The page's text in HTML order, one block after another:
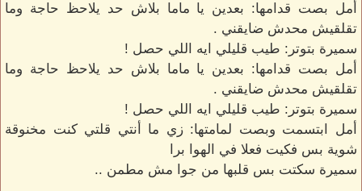
أمل بصت قدامها: بعدين يا ماما بلاش حد يلاحظ حاجة وما
تقلقيش محدش ضايقني .
سميرة بتوتر: طيب قليلي ايه اللي حصل !
أمل بصت قدامها: بعدين يا ماما بلاش حد يلاحظ حاجة وما
تقلقيش محدش ضايقني .
سميرة بتوتر: طيب قليلي ايه اللي حصل !
أمل ابتسمت وبصت لمامتها: زي ما أنتي قلتي كنت مخنوقة
شوية بس فكيت فعلا في الهوا برا
سميرة سكتت بس قلبها من جوا مش مطمن ..